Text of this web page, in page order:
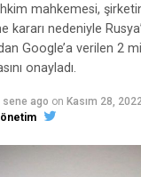
mahkemesi,
kararı nedeniyle
Google’a verilen 2
onayladı.
sene ago on Kasım 28,